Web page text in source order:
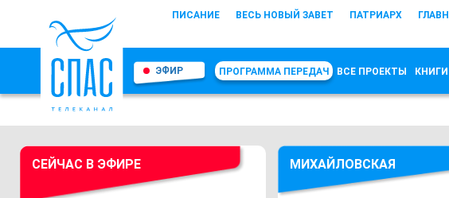
ПИСАНИЕ ВЕСЬ НОВЫЙ ЗАВЕТ ПАТРИАРХ
ЭФИР ПРОГРАММА ПЕРЕДАЧ ВСЕ ПРОЕКТЫ
СЕЙЧАС В ЭФИРЕ МИХАЙЛОВСКАЯ